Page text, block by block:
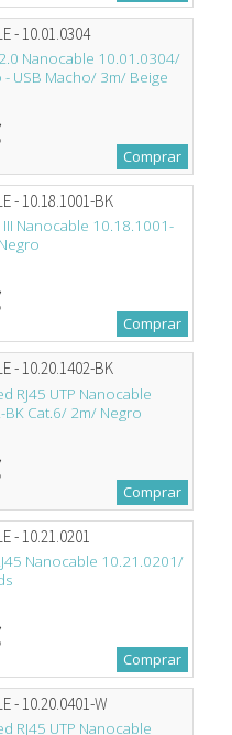
- 10.01.0304
Nanocable 10.01.0304/
- USB Macho/ 3m/ Beige
Comprar
- 10.18.1001-BK
III Nanocable 10.18.1001-
Comprar
- 10.20.1402-BK
RJ45 UTP Nanocable
BK Cat.6/ 2m/ Negro
Comprar
- 10.21.0201
Nanocable 10.21.0201/
Comprar
- 10.20.0401-W
RJ45 UTP Nanocable